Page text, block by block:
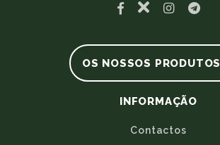
OS NOSSOS PRODUTOS
INFORMAÇÃO
Contactos